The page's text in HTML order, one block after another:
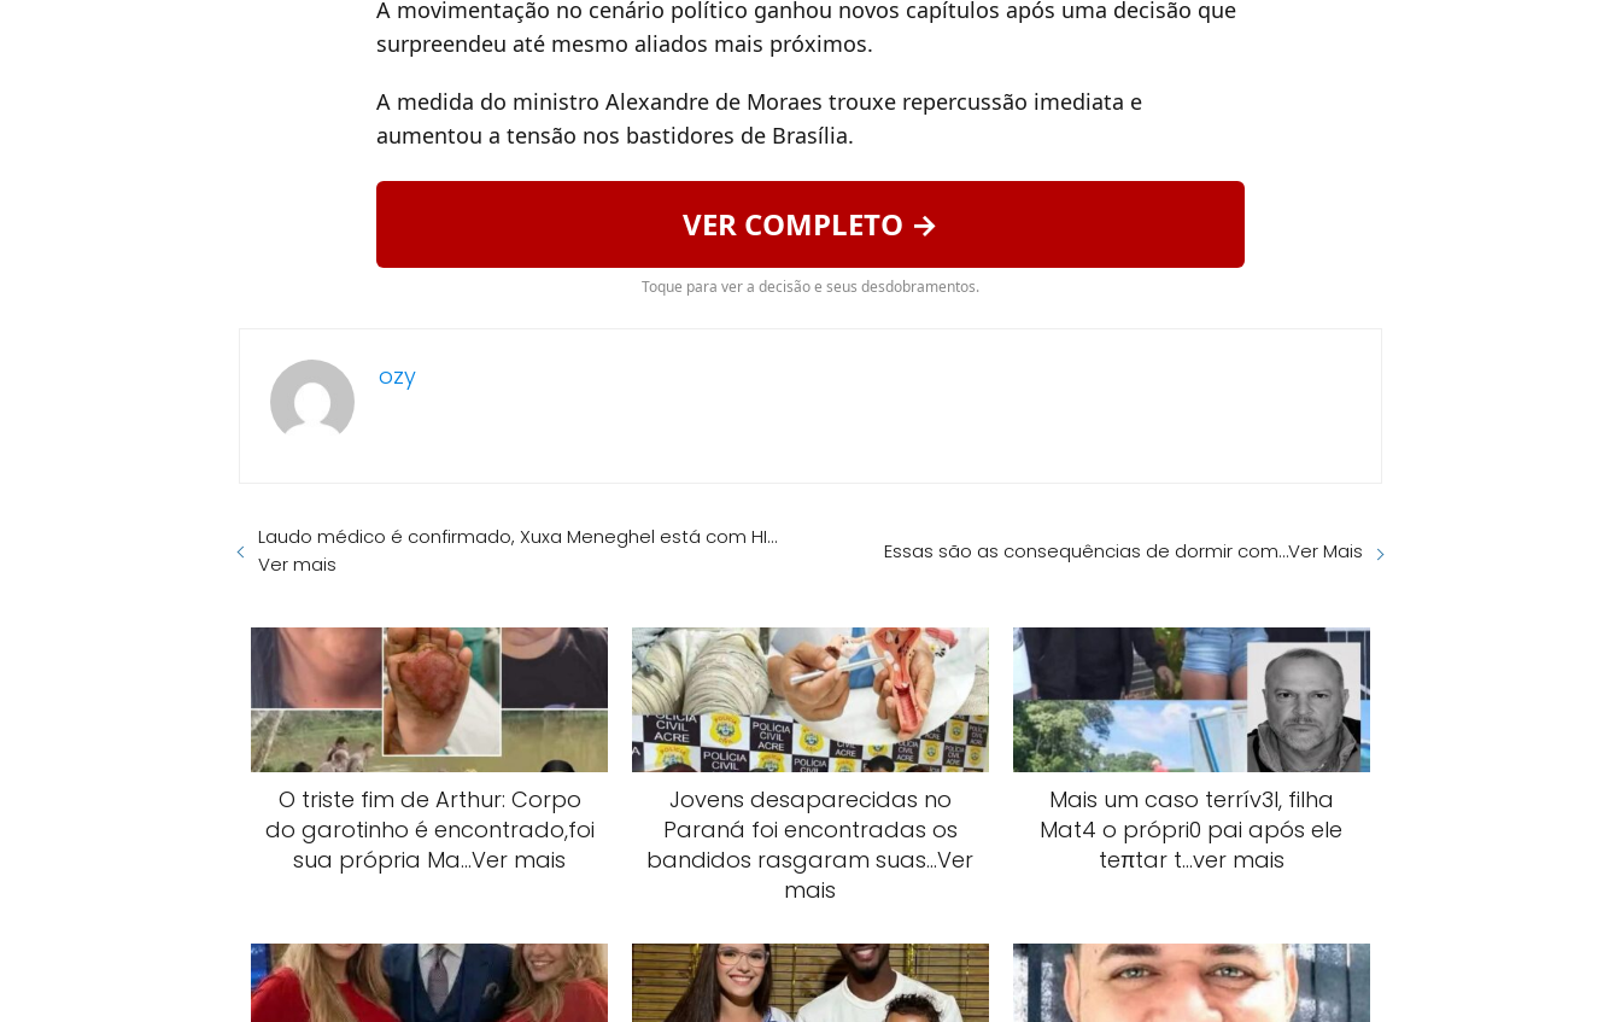
A movimentação no cenário político ganhou novos capítulos após uma decisão que
surpreendeu até mesmo aliados mais próximos.
A medida do ministro Alexandre de Moraes trouxe repercussão imediata e
aumentou a tensão nos bastidores de Brasília.
VER COMPLETO →
Toque para ver a decisão e seus desdobramentos.
ozy
Laudo médico é confirmado, Xuxa Meneghel está com HI…
Ver mais
Essas são as consequências de dormir com…Ver Mais
O triste fim de Arthur: Corpo
do garotinho é encontrado,foi
sua própria Ma…Ver mais
Jovens desaparecidas no
Paraná foi encontradas os
bandidos rasgaram suas…Ver
mais
Mais um caso terrív3l, filha
Mat4 o própri0 pai após ele
teπtar t…ver mais